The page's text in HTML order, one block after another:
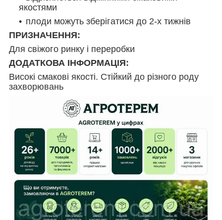
якостями
плоди можуть зберігатися до 2-х тижнів
ПРИЗНАЧЕННЯ:
Для свіжого ринку і переробки
ДОДАТКОВА ІНФОРМАЦІЯ:
Високі смакові якості. Стійкий до різного роду
захворювань